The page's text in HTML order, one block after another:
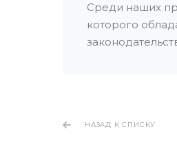
Среди наших
которого
НАЗАД К СПИСКУ